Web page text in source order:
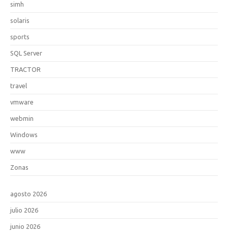
simh
solaris
sports
SQL Server
TRACTOR
travel
vmware
webmin
Windows
www
Zonas
agosto 2026
julio 2026
junio 2026